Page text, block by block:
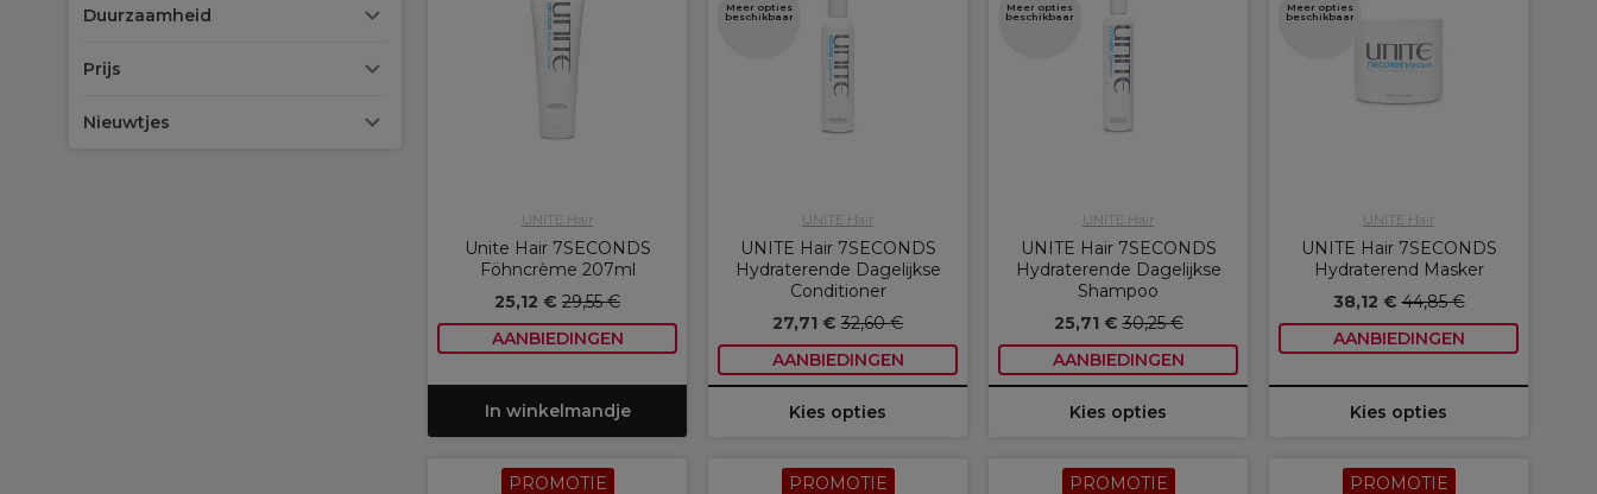
Duurzaamheid
Prijs
Nieuwtjes
UNITE Hair
Unite Hair 7SECONDS
Föhncrème 207ml
25,12 € 29,55 €
AANBIEDINGEN
In winkelmandje
Meer opties
beschikbaar
UNITE Hair
UNITE Hair 7SECONDS
Hydraterende Dagelijkse
Conditioner
27,71 € 32,60 €
AANBIEDINGEN
Kies opties
Meer opties
beschikbaar
UNITE Hair
UNITE Hair 7SECONDS
Hydraterende Dagelijkse
Shampoo
25,71 €30,25 €
AANBIEDINGEN
Kies opties
Meer opties
beschikbaar
UNITE Hair
UNITE Hair 7SECONDS
Hydraterend Masker
38,12 €44,85 €
AANBIEDINGEN
Kies opties
PROMOTIE PROMOTIE PROMOTIE PROMOTIE